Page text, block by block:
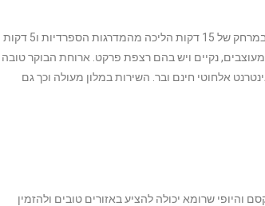
– מלון ברמת 3 כוכבים ליד טרמיני שנמצא במרחק של 15 דקות הליכה מהמדרגות הספרדיות ו5 דקות
נקיים ויש בהם רצפת פרקט. ארוחת הבוקר טובה
אלחוטי חינם ובר. השירות במלון מעולה וכך גם
והיופי שרומא יכולה להציע באזורים טובים ולהזמין